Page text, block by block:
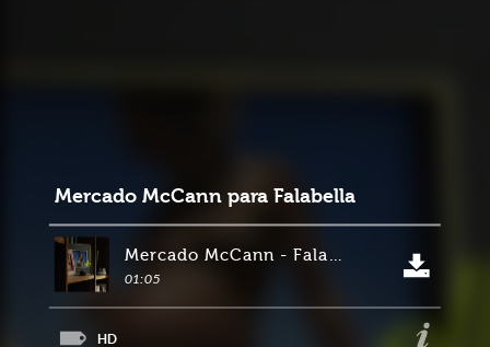
Mercado McCann para Falabella
Mercado McCann - Falabella - Ella
01:05
HD